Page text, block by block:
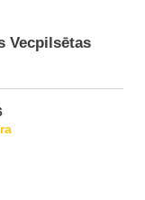
Vecpilsētas